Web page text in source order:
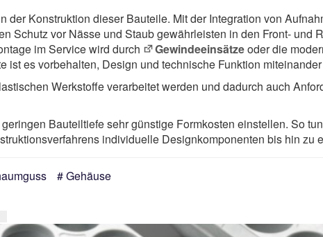
der Konstruktion dieser Bauteile. Mit der Integration von
Schutz vor Nässe und Staub gewährleisten in den Front- und
im Service wird durch
Gewindeeinsätzeoder die
ist es vorbehalten, Design und technische Funktion
Werkstoffe verarbeitet werden und dadurch auch
Bauteiltiefe sehr günstige Formkosten einstellen. So
individuelle Designkomponenten bis hin zu
Gehäuse